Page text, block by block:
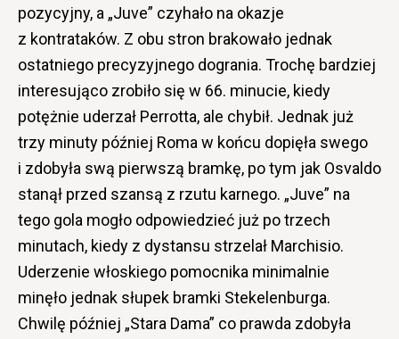
pozycyjny, a „Juve” czyhało na okazje
z kontrataków. Z obu stron brakowało jednak
ostatniego precyzyjnego dogrania. Trochę bardziej
interesująco zrobiło się w 66. minucie, kiedy
potężnie uderzał Perrotta, ale chybił. Jednak już
trzy minuty później Roma w końcu dopięła swego
i zdobyła swą pierwszą bramkę, po tym jak Osvaldo
stanął przed szansą z rzutu karnego. „Juve” na
tego gola mogło odpowiedzieć już po trzech
minutach, kiedy z dystansu strzelał Marchisio.
Uderzenie włoskiego pomocnika minimalnie
minęło jednak słupek bramki Stekelenburga.
Chwilę później „Stara Dama” co prawda zdobyła